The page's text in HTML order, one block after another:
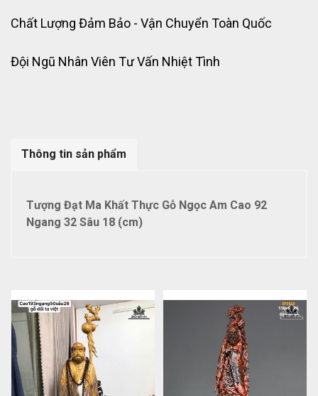
Chất Lượng Đảm Bảo - Vận Chuyển Toàn Quốc
Đội Ngũ Nhân Viên Tư Vấn Nhiệt Tình
Thông tin sản phẩm
Tượng Đạt Ma Khất Thực Gỗ Ngọc Am Cao 92
Ngang 32 Sâu 18 (cm)